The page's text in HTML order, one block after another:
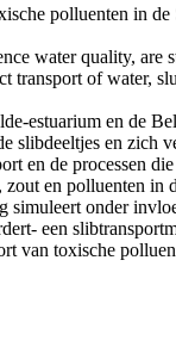
polluenten in
water quality,
transport of water,
estuarium en de
slibdeeltjes en zich
en de processen
en polluenten in
onder
een
van toxische